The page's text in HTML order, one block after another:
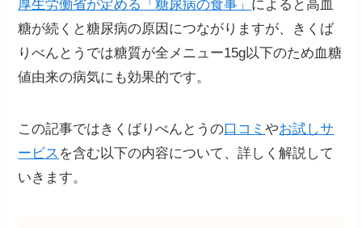
厚生労働省が定める「糖尿病の食事」 によると高血
糖が続くと糖尿病の原因につながりますが、きくば
りべんとうでは糖質が全メニュー15g以下のため血糖
値由来の病気にも効果的です。
この記事ではきくばりべんとうの口コミやお試しサ
ービス を含む以下の内容について、詳しく解説して
いきます。